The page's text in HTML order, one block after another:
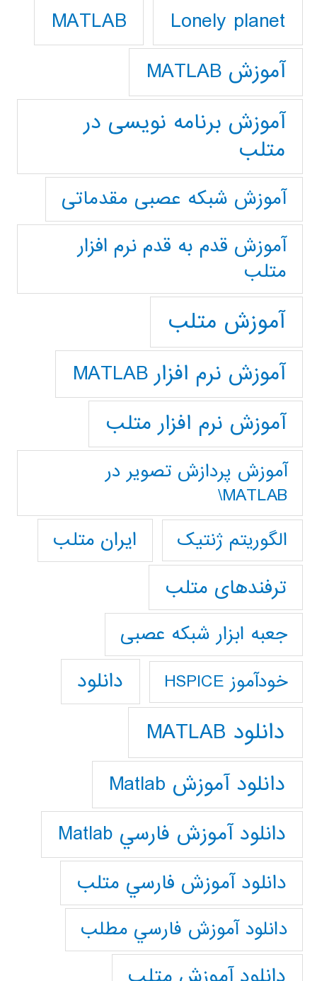
Lonely planet
MATLAB
آموزش MATLAB
آموزش برنامه نویسی در
متلب
آموزش شبکه عصبی مقدماتی
آموزش قدم به قدم نرم افزار
متلب
آموزش متلب
آموزش نرم افزار MATLAB
آموزش نرم افزار متلب
آموزش پردازش تصوير در
MATLAB\
الگوریتم ژنتیک
ایران متلب
ترفندهای متلب
جعبه ابزار شبکه عصبی
خودآموز HSPICE دانلود
دانلود MATLAB
دانلود آموزش Matlab
دانلود آموزش فارسي Matlab
دانلود آموزش فارسي متلب
دانلود آموزش فارسي مطلب